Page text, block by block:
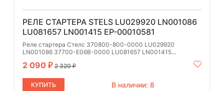
РЕЛЕ СТАРТЕРА STELS LU029920 LN001086
LU081657 LN001415 EP-00010581
Реле стартера Стелс 370800-800-0000 LU029920
LN001086 37700-E06B-0000 LU081657 LN001415...
2 090 ₽ 2 320₽
КУПИТЬ В наличии: 8